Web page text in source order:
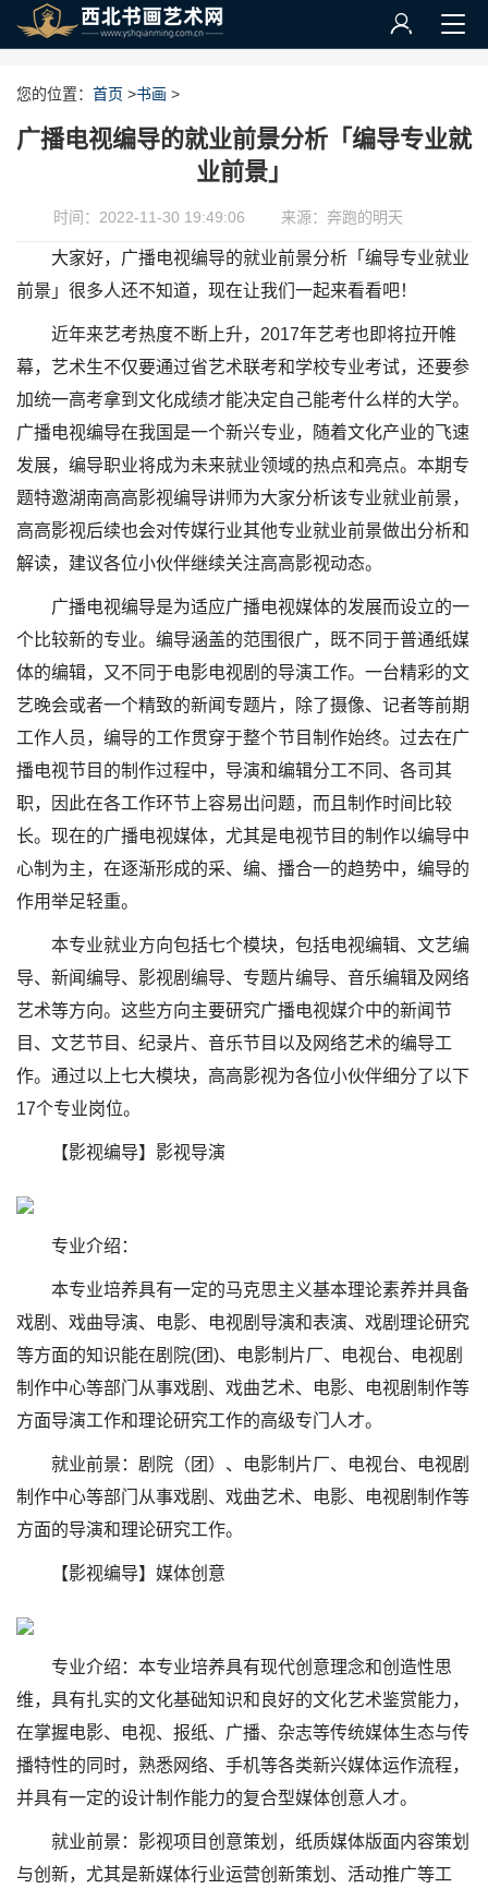
您的位置： 首页 >书画 >
广播电视编导的就业前景分析「编导专业就
业前景」
时间：2022-11-30 19:49:06 来源：奔跑的明天
大家好，广播电视编导的就业前景分析「编导专业就业
前景」很多人还不知道，现在让我们一起来看看吧！
近年来艺考热度不断上升，2017年艺考也即将拉开帷
幕，艺术生不仅要通过省艺术联考和学校专业考试，还要参
加统一高考拿到文化成绩才能决定自己能考什么样的大学。
广播电视编导在我国是一个新兴专业，随着文化产业的飞速
发展，编导职业将成为未来就业领域的热点和亮点。本期专
题特邀湖南高高影视编导讲师为大家分析该专业就业前景，
高高影视后续也会对传媒行业其他专业就业前景做出分析和
解读，建议各位小伙伴继续关注高高影视动态。
广播电视编导是为适应广播电视媒体的发展而设立的一
个比较新的专业。编导涵盖的范围很广，既不同于普通纸媒
体的编辑，又不同于电影电视剧的导演工作。一台精彩的文
艺晚会或者一个精致的新闻专题片，除了摄像、记者等前期
工作人员，编导的工作贯穿于整个节目制作始终。过去在广
播电视节目的制作过程中，导演和编辑分工不同、各司其
职，因此在各工作环节上容易出问题，而且制作时间比较
长。现在的广播电视媒体，尤其是电视节目的制作以编导中
心制为主，在逐渐形成的采、编、播合一的趋势中，编导的
作用举足轻重。
本专业就业方向包括七个模块，包括电视编辑、文艺编
导、新闻编导、影视剧编导、专题片编导、音乐编辑及网络
艺术等方向。这些方向主要研究广播电视媒介中的新闻节
目、文艺节目、纪录片、音乐节目以及网络艺术的编导工
作。通过以上七大模块，高高影视为各位小伙伴细分了以下
17个专业岗位。
【影视编导】影视导演
专业介绍：
本专业培养具有一定的马克思主义基本理论素养并具备
戏剧、戏曲导演、电影、电视剧导演和表演、戏剧理论研究
等方面的知识能在剧院(团)、电影制片厂、电视台、电视剧
制作中心等部门从事戏剧、戏曲艺术、电影、电视剧制作等
方面导演工作和理论研究工作的高级专门人才。
就业前景：剧院（团）、电影制片厂、电视台、电视剧
制作中心等部门从事戏剧、戏曲艺术、电影、电视剧制作等
方面的导演和理论研究工作。
【影视编导】媒体创意
专业介绍：本专业培养具有现代创意理念和创造性思
维，具有扎实的文化基础知识和良好的文化艺术鉴赏能力，
在掌握电影、电视、报纸、广播、杂志等传统媒体生态与传
播特性的同时，熟悉网络、手机等各类新兴媒体运作流程，
并具有一定的设计制作能力的复合型媒体创意人才。
就业前景：影视项目创意策划，纸质媒体版面内容策划
与创新，尤其是新媒体行业运营创新策划、活动推广等工